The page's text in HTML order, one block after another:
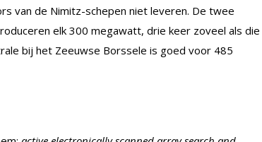
van de Nimitz-schepen niet leveren. De twee
elk 300 megawatt, drie keer zoveel als die
bij het Zeeuwse Borssele is goed voor 485